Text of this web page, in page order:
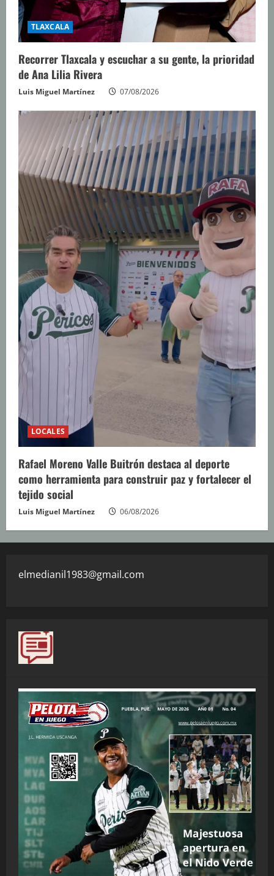
TLAXCALA
Recorrer Tlaxcala y escuchar a su gente, la prioridad
de Ana Lilia Rivera
Luis Miguel Martínez 07/08/2026
LOCALES
Rafael Moreno Valle Buitrón destaca al deporte
como herramienta para construir paz y fortalecer el
tejido social
Luis Miguel Martínez 06/08/2026
elmedianil1983@gmail.com